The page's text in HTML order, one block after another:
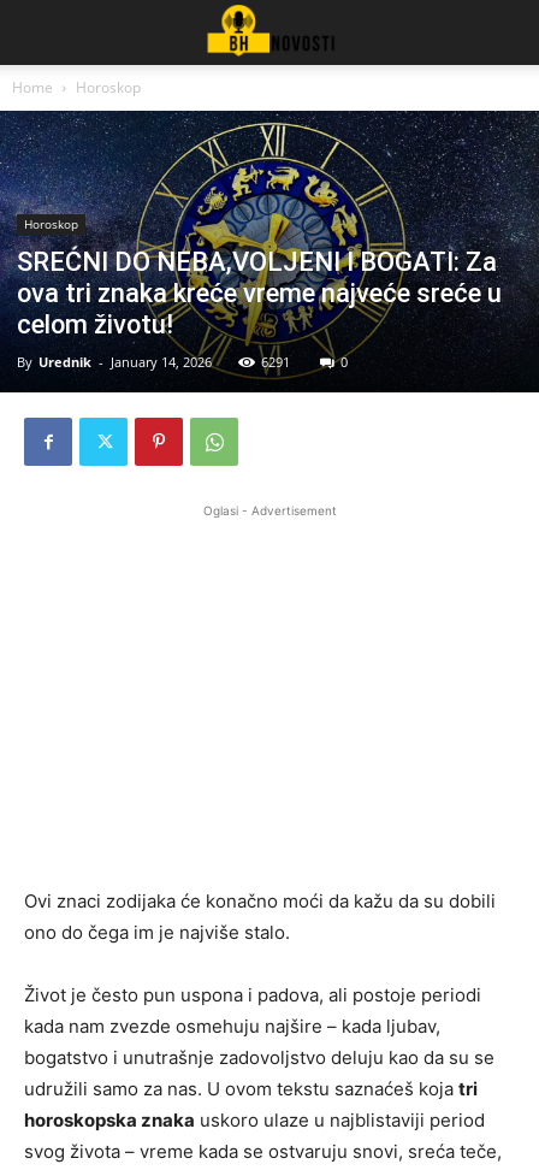
Home Horoskop
Horoskop
SREĆNI DO NEBA,VOLJENI I BOGATI: Za
ova tri znaka kreće vreme najveće sreće u
celom životu!
By Urednik - January 14, 2026 6291 0
Oglasi - Advertisement
Ovi znaci zodijaka će konačno moći da kažu da su dobili
ono do čega im je najviše stalo.
Život je često pun uspona i padova, ali postoje periodi
kada nam zvezde osmehuju najšire – kada ljubav,
bogatstvo i unutrašnje zadovoljstvo deluju kao da su se
udružili samo za nas. U ovom tekstu saznaćeš koja tri
horoskopska znaka uskoro ulaze u najblistaviji period
svog života – vreme kada se ostvaruju snovi, sreća teče,